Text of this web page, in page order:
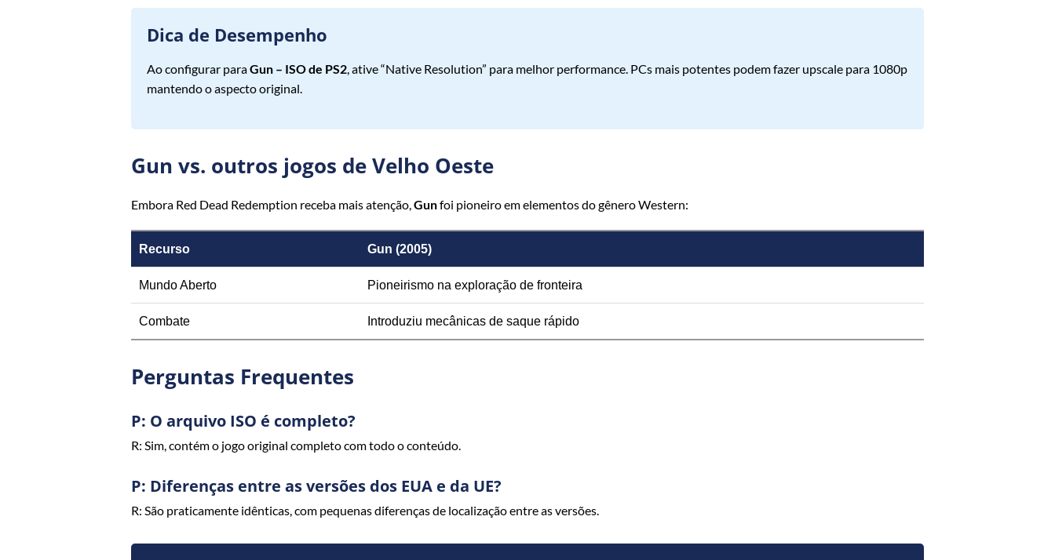
Dica de Desempenho
Ao configurar paraGun – ISO de PS2, ative “Native Resolution” para melhor performance. PCs mais potentes podem fazer upscale para 1080p
mantendo o aspecto original.
Gun vs. outros jogos de Velho Oeste
Embora Red Dead Redemption receba mais atenção,Gunfoi pioneiro em elementos do gênero Western:
Recurso Gun (2005)
Mundo Aberto Pioneirismo na exploração de fronteira
Combate Introduziu mecânicas de saque rápido
Perguntas Frequentes
P: O arquivo ISO é completo?
R: Sim, contém o jogo original completo com todo o conteúdo.
P: Diferenças entre as versões dos EUA e da UE?
R: São praticamente idênticas, com pequenas diferenças de localização entre as versões.